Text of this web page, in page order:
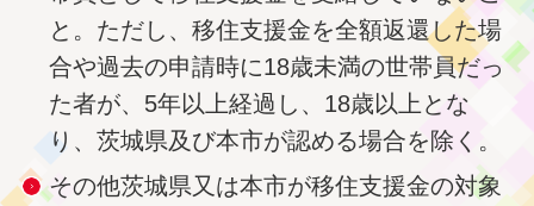
と。ただし、移住支援金を全額返還した場
合や過去の申請時に18歳未満の世帯員だっ
た者が、5年以上経過し、18歳以上とな
り、茨城県及び本市が認める場合を除く。
その他茨城県又は本市が移住支援金の対象